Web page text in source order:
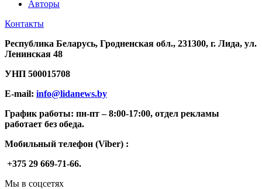
Авторы
Контакты
Республика Беларусь, Гродненская обл., 231300, г. Лида, ул.
Ленинская 48
УНП 500015708
E-mail: info@lidanews.by
График работы: пн-пт –8:00-17:00, отдел рекламы
работает без обеда.
Мобильный телефон (Viber) :
+375 29 669-71-66.
Мы в соцсетях